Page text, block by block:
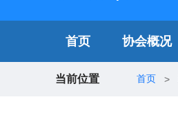
首页 协会概况
当前位置 首页 >